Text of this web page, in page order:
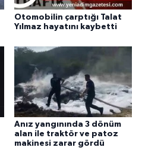
Otomobilin çarptığı Talat
Yılmaz hayatını kaybetti
Anız yangınında 3 dönüm
alan ile traktör ve patoz
makinesi zarar gördü